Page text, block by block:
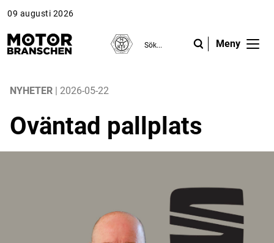
09 augusti 2026
Meny
Reportage
Fråga experterna
Platsbanken
NYHETER | 2026-05-22
Oväntad pallplats